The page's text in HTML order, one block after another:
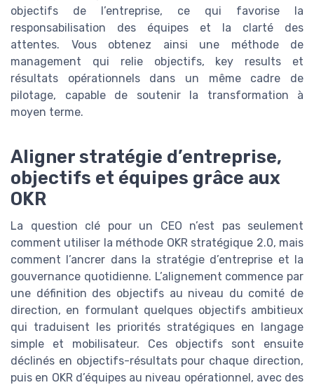
objectifs de l’entreprise, ce qui favorise la
responsabilisation des équipes et la clarté des
attentes. Vous obtenez ainsi une méthode de
management qui relie objectifs, key results et
résultats opérationnels dans un même cadre de
pilotage, capable de soutenir la transformation à
moyen terme.
Aligner stratégie d’entreprise,
objectifs et équipes grâce aux
OKR
La question clé pour un CEO n’est pas seulement
comment utiliser la méthode OKR stratégique 2.0, mais
comment l’ancrer dans la stratégie d’entreprise et la
gouvernance quotidienne. L’alignement commence par
une définition des objectifs au niveau du comité de
direction, en formulant quelques objectifs ambitieux
qui traduisent les priorités stratégiques en langage
simple et mobilisateur. Ces objectifs sont ensuite
déclinés en objectifs-résultats pour chaque direction,
puis en OKR d’équipes au niveau opérationnel, avec des